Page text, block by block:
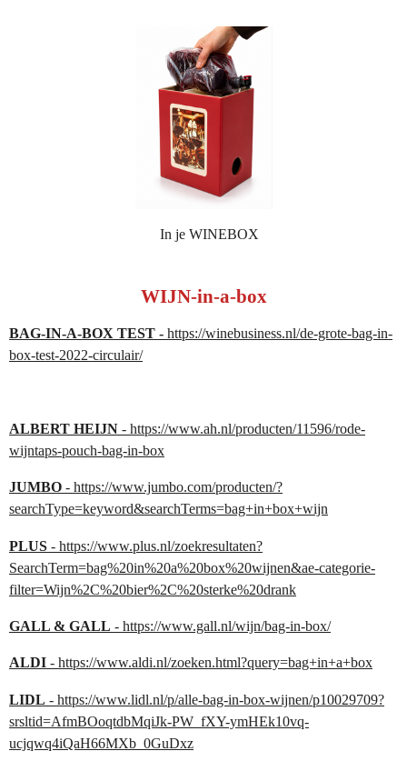
In je WINEBOX
WIJN-in-a-box
BAG-IN-A-BOX TEST - https://winebusiness.nl/de-grote-bag-in-
box-test-2022-circulair/
ALBERT HEIJN - https://www.ah.nl/producten/11596/rode-
wijntaps-pouch-bag-in-box
JUMBO - https://www.jumbo.com/producten/?
searchType=keyword&searchTerms=bag+in+box+wijn
PLUS - https://www.plus.nl/zoekresultaten?
SearchTerm=bag%20in%20a%20box%20wijnen&ae-categorie-
filter=Wijn%2C%20bier%2C%20sterke%20drank
GALL & GALL - https://www.gall.nl/wijn/bag-in-box/
ALDI - https://www.aldi.nl/zoeken.html?query=bag+in+a+box
LIDL - https://www.lidl.nl/p/alle-bag-in-box-wijnen/p10029709?
srsltid=AfmBOoqtdbMqiJk-PW_fXY-ymHEk10vq-
ucjqwq4iQaH66MXb_0GuDxz